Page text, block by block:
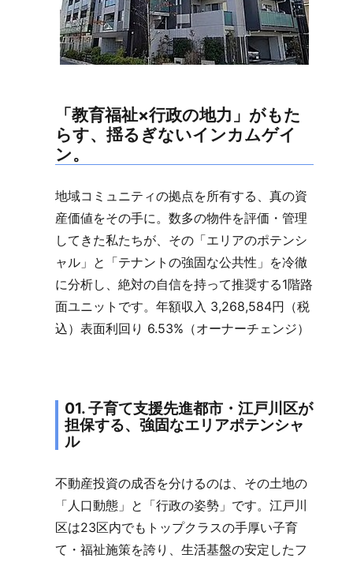
「教育福祉×行政の地力」がもた
らす、揺るぎないインカムゲイ
ン。
地域コミュニティの拠点を所有する、真の資
産価値をその手に。数多の物件を評価・管理
してきた私たちが、その「エリアのポテンシ
ャル」と「テナントの強固な公共性」を冷徹
に分析し、絶対の自信を持って推奨する1階路
面ユニットです。年額収入 3,268,584円（税
込）表面利回り 6.53%（オーナーチェンジ）
01. 子育て支援先進都市・江戸川区が
担保する、強固なエリアポテンシャ
ル
不動産投資の成否を分けるのは、その土地の
「人口動態」と「行政の姿勢」です。江戸川
区は23区内でもトップクラスの手厚い子育
て・福祉施策を誇り、生活基盤の安定したフ